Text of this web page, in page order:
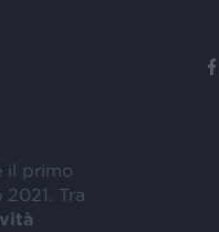
il primo
Tra